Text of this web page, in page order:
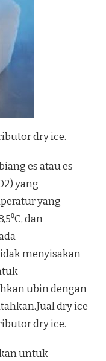
dry ice.
es atau es
yang
yang
dan
menyisakan
ubin dengan
dry ice
dry ice.
untuk